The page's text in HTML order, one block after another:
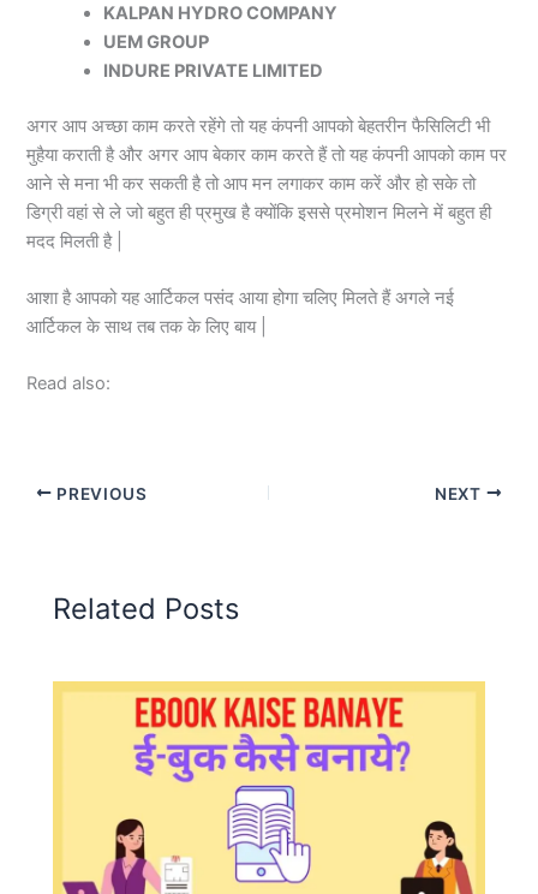
KALPAN HYDRO COMPANY
UEM GROUP
INDURE PRIVATE LIMITED
अगर आप अच्छा काम करते रहेंगे तो यह कंपनी आपको बेहतरीन फैसिलिटी भी
मुहैया कराती है और अगर आप बेकार काम करते हैं तो यह कंपनी आपको काम पर
आने से मना भी कर सकती है तो आप मन लगाकर काम करें और हो सके तो
डिग्री वहां से ले जो बहुत ही प्रमुख है क्योंकि इससे प्रमोशन मिलने में बहुत ही
मदद मिलती है |
आशा है आपको यह आर्टिकल पसंद आया होगा चलिए मिलते हैं अगले नई
आर्टिकल के साथ तब तक के लिए बाय |
Read also:
PREVIOUS NEXT
Related Posts